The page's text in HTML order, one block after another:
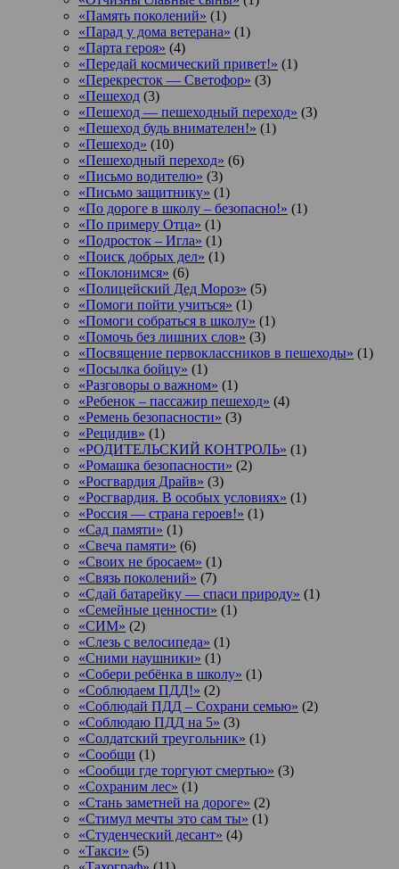
«Память поколений» (1)
«Парад у дома ветерана» (1)
«Парта героя» (4)
«Передай космический привет!» (1)
«Перекресток — Светофор» (3)
«Пешеход (3)
«Пешеход — пешеходный переход» (3)
«Пешеход будь внимателен!» (1)
«Пешеход» (10)
«Пешеходный переход» (6)
«Письмо водителю» (3)
«Письмо защитнику» (1)
«По дороге в школу – безопасно!» (1)
«По примеру Отца» (1)
«Подросток ‒ Игла» (1)
«Поиск добрых дел» (1)
«Поклонимся» (6)
«Полицейский Дед Мороз» (5)
«Помоги пойти учиться» (1)
«Помоги собраться в школу» (1)
«Помочь без лишних слов» (3)
«Посвящение первоклассников в пешеходы» (1)
«Посылка бойцу» (1)
«Разговоры о важном» (1)
«Ребенок – пассажир пешеход» (4)
«Ремень безопасности» (3)
«Рецидив» (1)
«РОДИТЕЛЬСКИЙ КОНТРОЛЬ» (1)
«Ромашка безопасности» (2)
«Росгвардия Драйв» (3)
«Росгвардия. В особых условиях» (1)
«Россия — страна героев!» (1)
«Сад памяти» (1)
«Свеча памяти» (6)
«Своих не бросаем» (1)
«Связь поколений» (7)
«Сдай батарейку — спаси природу» (1)
«Семейные ценности» (1)
«СИМ» (2)
«Слезь с велосипеда» (1)
«Сними наушники» (1)
«Собери ребёнка в школу» (1)
«Соблюдаем ПДД!» (2)
«Соблюдай ПДД – Сохрани семью» (2)
«Соблюдаю ПДД на 5» (3)
«Солдатский треугольник» (1)
«Сообщи (1)
«Сообщи где торгуют смертью» (3)
«Сохраним лес» (1)
«Стань заметней на дороге» (2)
«Стимул мечты это сам ты» (1)
«Студенческий десант» (4)
«Такси» (5)